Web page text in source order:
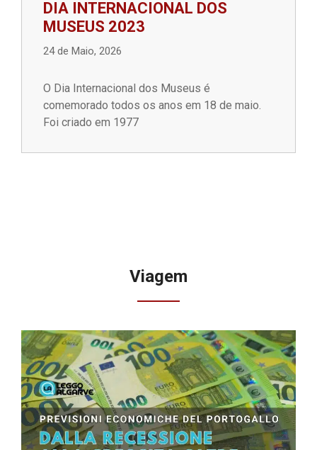
DIA INTERNACIONAL DOS
MUSEUS 2023
24 de Maio, 2026
O Dia Internacional dos Museus é
comemorado todos os anos em 18 de maio.
Foi criado em 1977
Viagem